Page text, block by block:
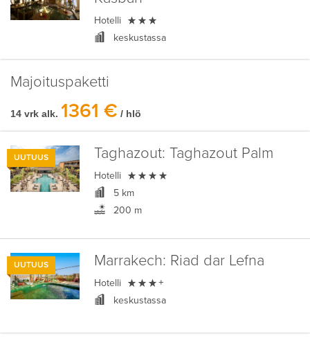
Hotelli 
keskustassa
Majoituspaketti
14 vrk alk. 1361 € / hlö
UUTUUS Taghazout: Taghazout Palm
Hotelli 
5 km
200 m
UUTUUS Marrakech: Riad dar Lefna
Hotelli  +
keskustassa